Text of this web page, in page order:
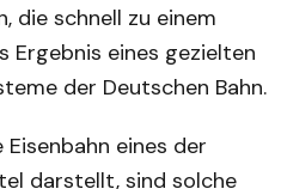
die schnell zu einem
Ergebnis eines gezielten
der Deutschen Bahn.
Eisenbahn eines der
darstellt, sind solche